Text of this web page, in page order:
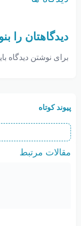
دیدگاهتان را
برای نوشتن دیدگاه
پیوند کوتاه
مقالات مرتبط